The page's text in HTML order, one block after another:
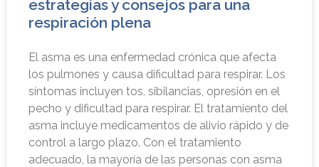
estrategias y consejos para una
respiración plena
El asma es una enfermedad crónica que afecta
los pulmones y causa dificultad para respirar. Los
síntomas incluyen tos, sibilancias, opresión en el
pecho y dificultad para respirar. El tratamiento del
asma incluye medicamentos de alivio rápido y de
control a largo plazo. Con el tratamiento
adecuado, la mayoría de las personas con asma